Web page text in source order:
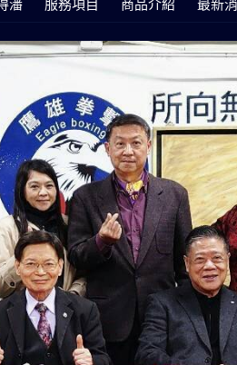
潘 服務項目 商品介紹 最新
台北市大安區忠孝東路4段341號6樓之2
Hsiao East
886-2-27733055FAX: 886-2-27761539